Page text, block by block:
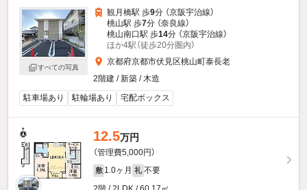
すべての写真
観月橋駅 歩9分 （京阪宇治線）
桃山駅 歩7分 （奈良線）
桃山南口駅 歩14分 （京阪宇治線）
ほか4駅（徒歩20分圏内）
京都府京都市伏見区桃山町泰長老
2階建 / 新築 / 木造
駐車場あり
駐輪場あり 宅配ボックス
12.5万円
（管理費5,000円）
敷 1.0ヶ月 礼 不要